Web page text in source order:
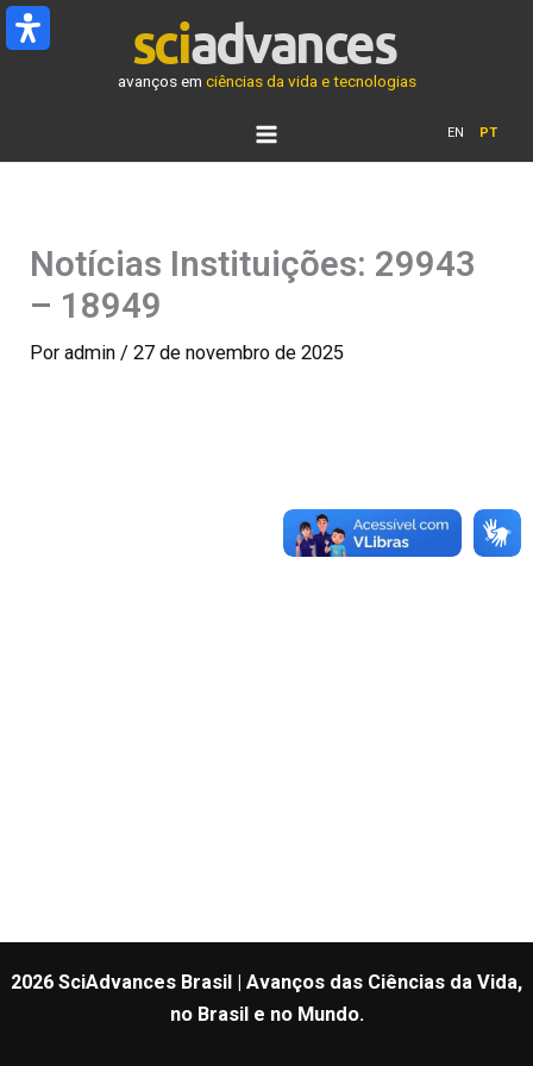
Ir
para
avanços em ciências da vida e tecnologias
EN PT
Notícias Instituições: 29943
– 18949
Poradmin/27 de novembro de 2025
2026 SciAdvances Brasil | Avanços das Ciências da Vida,
no Brasil e no Mundo.